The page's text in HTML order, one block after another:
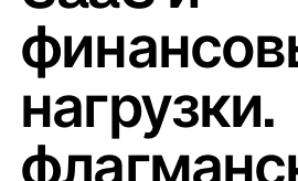
нагрузки.